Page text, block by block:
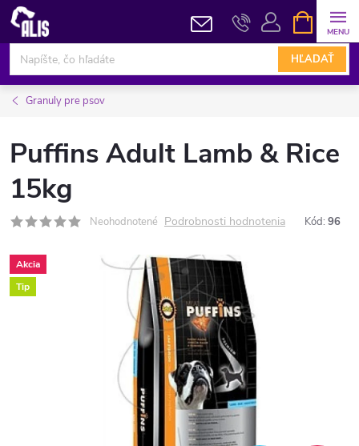
Prejsť
obsah
HĽADAŤ
KOŠÍK
Granuly pre psov
Puffins Adult Lamb & Rice
15kg
Neohodnotené Podrobnosti hodnotenia Kód: 96
Akcia
Tip